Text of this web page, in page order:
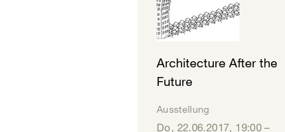
Architecture After the
Future
Ausstellung
Do, 22.06.2017 19:00 –